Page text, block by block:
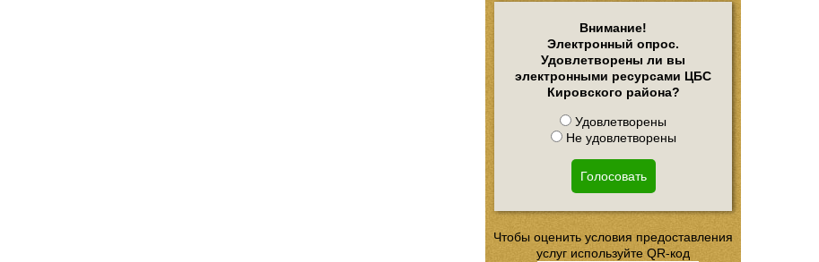
Внимание!
Электронный опрос.
Удовлетворены ли вы
электронными ресурсами ЦБС
Кировского района?
Удовлетворены
Не удовлетворены
Голосовать
Чтобы оценить условия предоставления
услуг используйте QR-код